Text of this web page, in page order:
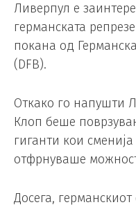
Ливерпул е
германската
покана од
(DFB).
Откако го напушти
Клоп беше
гиганти кои
отфрнуваше
Досега,